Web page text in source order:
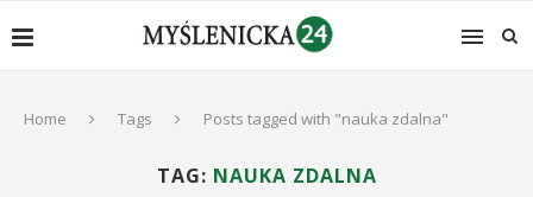
Home Tags Posts tagged with "nauka zdalna"
TAG: NAUKA ZDALNA